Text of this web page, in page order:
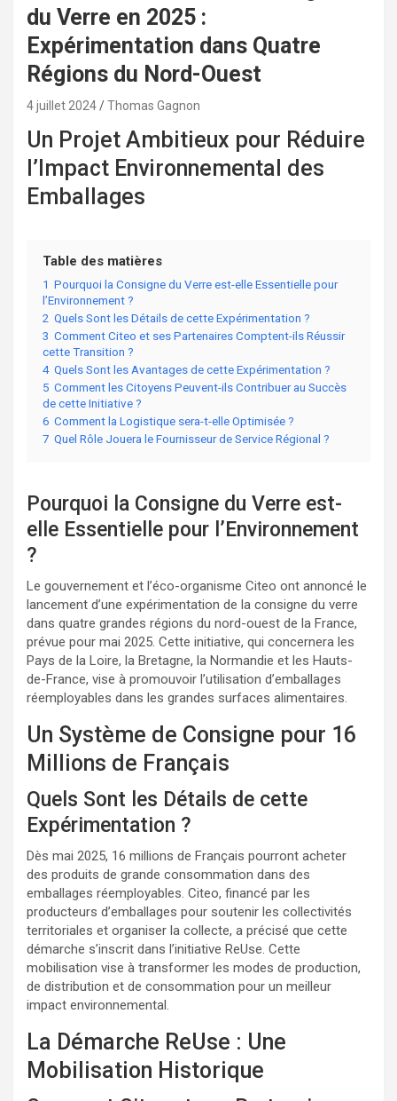
du Verre en 2025 :
Expérimentation dans Quatre
Régions du Nord-Ouest
4 juillet 2024 Thomas Gagnon
Un Projet Ambitieux pour Réduire
l’Impact Environnemental des
Emballages
Table des matières
1 Pourquoi la Consigne du Verre est-elle Essentielle pour
l’Environnement ?
2 Quels Sont les Détails de cette Expérimentation ?
3 Comment Citeo et ses Partenaires Comptent-ils Réussir
cette Transition ?
4 Quels Sont les Avantages de cette Expérimentation ?
5 Comment les Citoyens Peuvent-ils Contribuer au Succès
de cette Initiative ?
6 Comment la Logistique sera-t-elle Optimisée ?
7 Quel Rôle Jouera le Fournisseur de Service Régional ?
Pourquoi la Consigne du Verre est-
elle Essentielle pour l’Environnement
?
Le gouvernement et l’éco-organisme Citeo ont annoncé le
lancement d’une expérimentation de la consigne du verre
dans quatre grandes régions du nord-ouest de la France,
prévue pour mai 2025. Cette initiative, qui concernera les
Pays de la Loire, la Bretagne, la Normandie et les Hauts-
de-France, vise à promouvoir l’utilisation d’emballages
réemployables dans les grandes surfaces alimentaires.
Un Système de Consigne pour 16
Millions de Français
Quels Sont les Détails de cette
Expérimentation ?
Dès mai 2025, 16 millions de Français pourront acheter
des produits de grande consommation dans des
emballages réemployables. Citeo, financé par les
producteurs d’emballages pour soutenir les collectivités
territoriales et organiser la collecte, a précisé que cette
démarche s’inscrit dans l’initiative ReUse. Cette
mobilisation vise à transformer les modes de production,
de distribution et de consommation pour un meilleur
impact environnemental.
La Démarche ReUse : Une
Mobilisation Historique